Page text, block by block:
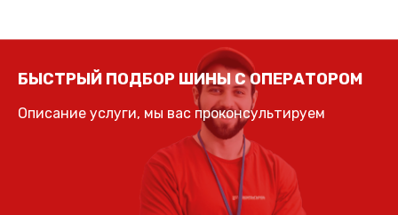
БЫСТРЫЙ ПОДБОР ШИНЫ С ОПЕРАТОРОМ
Описание услуги, мы вас проконсультируем